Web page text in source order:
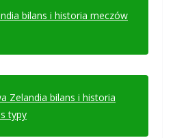
bilans i historia meczów
Zelandia bilans i historia
typy